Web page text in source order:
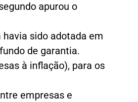
apurou o
sido adotada em
de garantia.
à inflação), para os
empresas e